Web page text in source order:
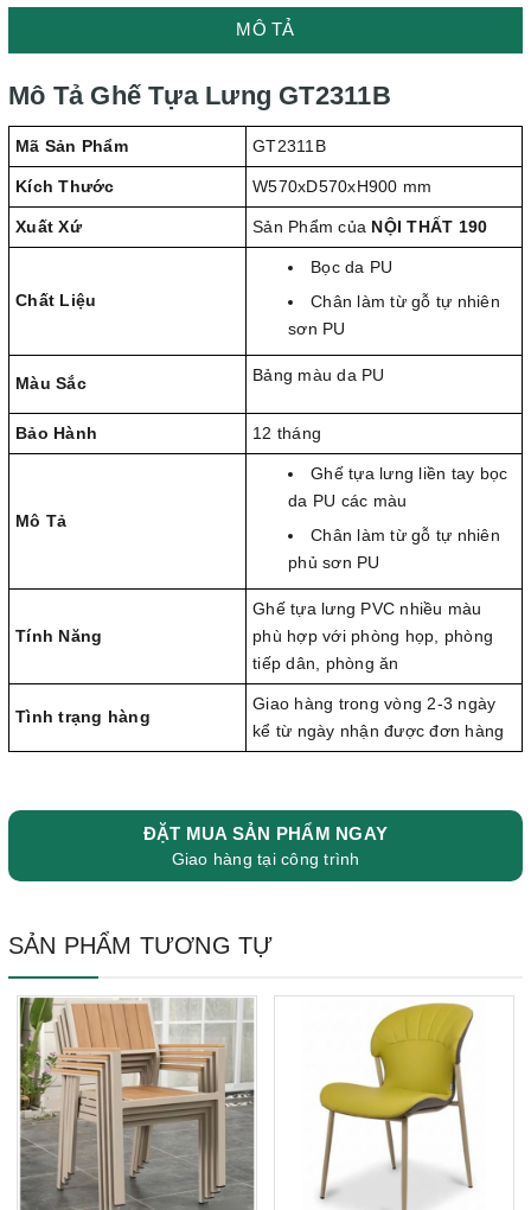
MÔ TẢ
Mô Tả Ghế Tựa Lưng GT2311B
Mã Sản Phẩm GT2311B
Kích Thước W570xD570xH900 mm
Xuất Xứ Sản Phẩm của NỘI THẤT 190
Chất Liệu
Bọc da PU
Chân làm từ gỗ tự nhiên
sơn PU
Màu Sắc Bảng màu da PU
Bảo Hành 12 tháng
Mô Tả
Ghế tựa lưng liền tay bọc
da PU các màu
Chân làm từ gỗ tự nhiên
phủ sơn PU
Tính Năng
Ghế tựa lưng PVC nhiều màu
phù hợp với phòng họp, phòng
tiếp dân, phòng ăn
Tình trạng hàng
Giao hàng trong vòng 2-3 ngày
kể từ ngày nhận được đơn hàng
ĐẶT MUA SẢN PHẨM NGAY
Giao hàng tại công trình
SẢN PHẨM TƯƠNG TỰ